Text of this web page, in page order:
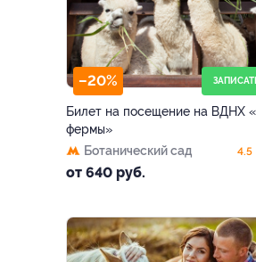
–20%
Билет на посещение на ВДНХ
фермы»
Ботанический сад
от 640 руб.
4.5